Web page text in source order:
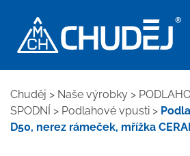
Chuděj > Naše výrobky >
SPODNÍ > Podlahové vpusti >
D50, nerez rámeček, mřížka